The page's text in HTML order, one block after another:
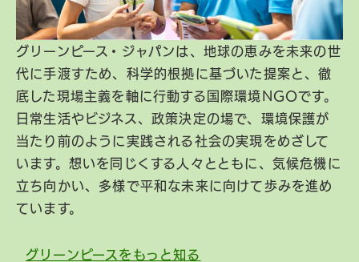
グリーンピース・ジャパンは、地球の恵みを未来の世
代に手渡すため、科学的根拠に基づいた提案と、徹
底した現場主義を軸に行動する国際環境NGOです。
日常生活やビジネス、政策決定の場で、環境保護が
当たり前のように実践される社会の実現をめざして
います。想いを同じくする人々とともに、気候危機に
立ち向かい、多様で平和な未来に向けて歩みを進め
ています。
グリーンピースをもっと知る